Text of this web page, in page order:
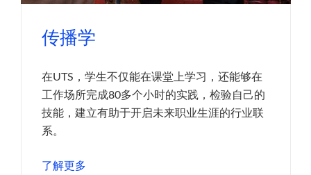
传播学
在UTS，学生不仅能在课堂上学习，还能够在
工作场所完成80多个小时的实践，检验自己的
技能，建立有助于开启未来职业生涯的行业联
系。
了解更多